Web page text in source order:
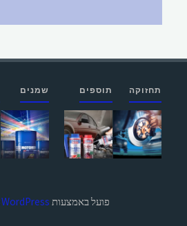
תחזוקה תוספים שמנים
פועל באמצעות WordPress.